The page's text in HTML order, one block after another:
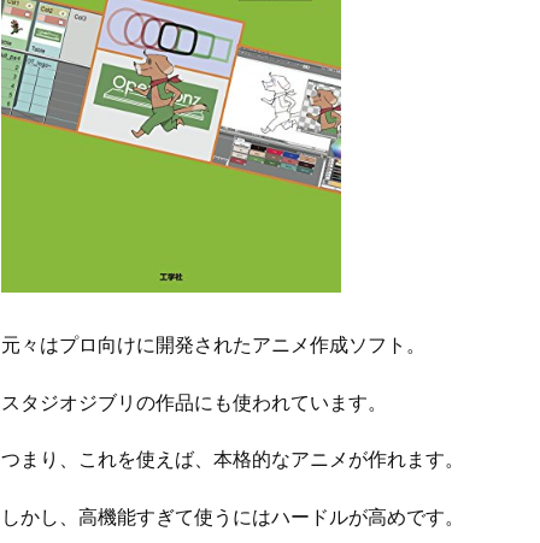
元々はプロ向けに開発されたアニメ作成ソフト。
スタジオジブリの作品にも使われています。
つまり、これを使えば、本格的なアニメが作れます。
しかし、高機能すぎて使うにはハードルが高めです。